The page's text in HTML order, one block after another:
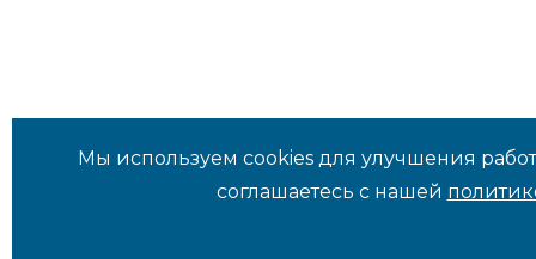
Мы используем cookies для улучшения
соглашаетесь с нашей